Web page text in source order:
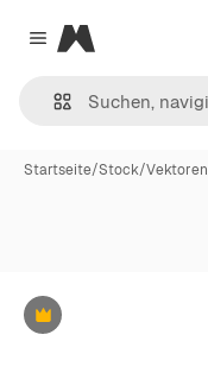
Close menu
Magnific
Startseite/Stock/Vektoren
Premium